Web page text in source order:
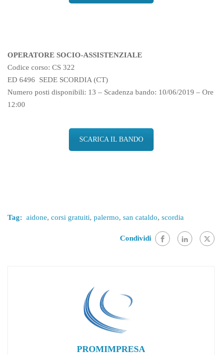
OPERATORE SOCIO-ASSISTENZIALE
Codice corso: CS 322
ED 6496 SEDE SCORDIA (CT)
Numero posti disponibili: 13 – Scadenza bando: 10/06/2019 – Ore
12:00
SCARICA IL BANDO
Tag: aidone, corsi gratuiti, palermo, san cataldo, scordia
Condividi
PROMIMPRESA